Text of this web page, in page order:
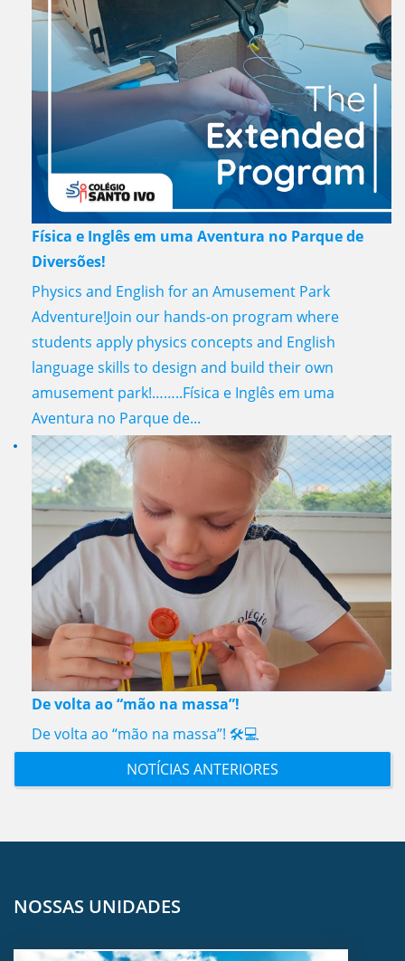
Física e Inglês em uma Aventura no Parque de
Diversões!
Physics and English for an Amusement Park
Adventure!Join our hands-on program where
students apply physics concepts and English
language skills to design and build their own
amusement park!……..Física e Inglês em uma
Aventura no Parque de...
De volta ao “mão na massa”!
De volta ao “mão na massa”! 🛠️💻
NOTÍCIAS ANTERIORES
NOSSAS UNIDADES